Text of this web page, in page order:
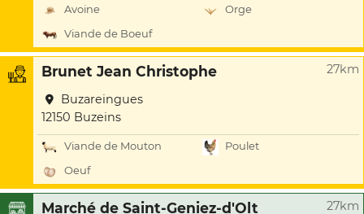
Avoine
Orge
Viande de Boeuf
Brunet Jean Christophe 27km
Buzareingues
12150 Buzeins
Viande de Mouton
Poulet
Oeuf
Marché de Saint-Geniez-d'Olt 27km